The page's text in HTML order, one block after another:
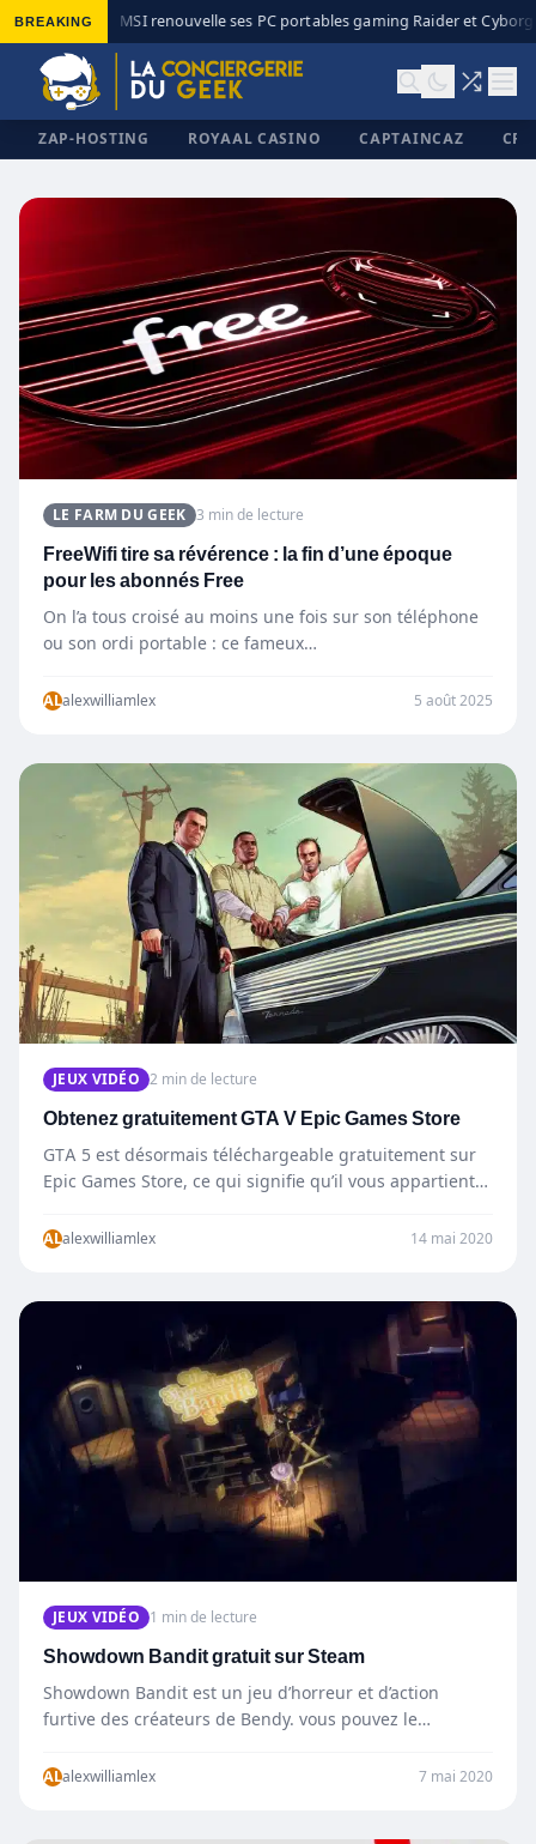
BREAKING MSI renouvelle ses PC portables gaming Raider et Cyborg
ZAP-HOSTING ROYAAL CASINO CAPTAINCAZ
✕
LE FARM DU GEEK 3 min de lecture
FreeWifi tire sa révérence : la fin d’une époque
pour les abonnés Free
On l’a tous croisé au moins une fois sur son téléphone
ou son ordi portable : ce fameux…
ALalexwilliamlex 5 août 2025
JEUX VIDÉO 2 min de lecture
Obtenez gratuitement GTA V Epic Games Store
GTA 5 est désormais téléchargeable gratuitement sur
Epic Games Store, ce qui signifie qu’il vous appartient
ALalexwilliamlex 14 mai 2020
JEUX VIDÉO 1 min de lecture
Showdown Bandit gratuit sur Steam
Showdown Bandit est un jeu d’horreur et d’action
furtive des créateurs de Bendy. vous pouvez le
ALalexwilliamlex 7 mai 2020